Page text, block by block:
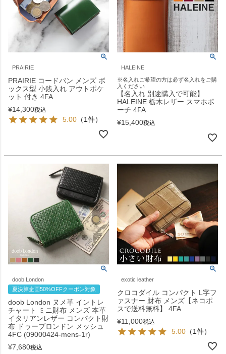
PRAIRIE
PRAIRIE コードバン メンズ ボ
ックス型 小銭入れ アウトポケ
ット 付き 4FA
¥14,300税込
5.00 （1件）
HALEINE
※名入れご希望の方は必ず名入れをご購
入ください
【名入れ 別途購入で可能】
HALEINE 栃木レザー スマホポ
ーチ 4FA
¥15,400税込
doob London
夏決算企画50%OFFクーポン対象
doob London ヌメ革 イントレ
チャート ミニ財布 メンズ 本革
イタリアンレザー コンパクト財
布 ドゥーブロンドン メッシュ
4FC (09000424-mens-1r)
¥7,680税込
exotic leather
クロコダイル コンパクト L字フ
ァスナー 財布 メンズ【ネコポ
スで送料無料】 4FA
¥11,000税込
5.00 （1件）